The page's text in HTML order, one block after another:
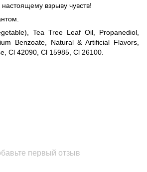
настоящему взрыву чувств!
Tea Tree Leaf Oil, Propanediol,
Benzoate, Natural & Artificial Flavors,
Cl 42090, Cl 15985, Cl 26100.
первый отзыв